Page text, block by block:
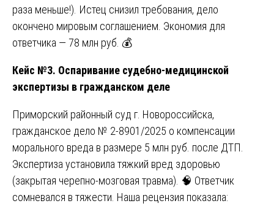
раза меньше!). Истец снизил требования, дело
окончено мировым соглашением. Экономия для
ответчика — 78 млн руб. 💰
Кейс №3. Оспаривание судебно-медицинской
экспертизы в гражданском деле
Приморский районный суд г. Новороссийска,
гражданское дело № 2-8901/2025 о компенсации
морального вреда в размере 5 млн руб. после ДТП.
Экспертиза установила тяжкий вред здоровью
(закрытая черепно-мозговая травма). 🧠 Ответчик
сомневался в тяжести. Наша рецензия показала: